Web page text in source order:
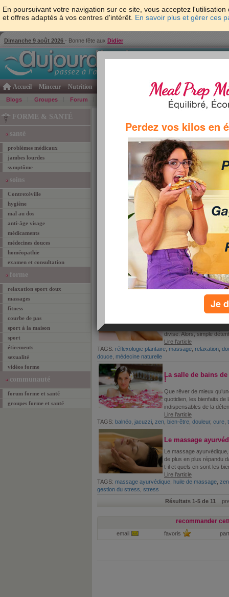
En poursuivant votre navigation sur ce site, vous acceptez
et offres adaptés à vos centres d'intérêt. En savoir plus et gérer ces
Dimanche 9 août 2026 - Bonne fête aux Didier
Accueil Minceur Nutrition Psycho & tests Forme & santé
Blogs Groupes Forum Bons Plans
FORME & SANTÉ
santé
problèmes médicaux
jambes lourdes
symptôme
soins
Contrexéville
hygiène
mal au dos
anti-âge visage
médicaments
médecines douces
homéopathie
examen et consultation
forme
relaxation sport doux
massages
fitness
courbe de pas
sport à la maison
sport
étirements
sexualité
vidéos forme
communauté
forum forme et santé
groupes forme et santé
Retrouvez ci-dessous les11articles
L'iridologie, la
Que penser de
déterminer l’état de
ses yeux ? Nous vous
, yeux soigner douleur, médecine
D'où vient votre mal
Le mal de ventre est très
causes, bénignes ou
douleur !
Lire l'article
mal de ventre,douleur,médicaments,
Réflexologie
divise. Alors, simple
Lire l'article
TAGS: réflexologie plantaire massage relaxation
douce médecine naturelle
La salle de bains
!
Que rêver de mieux
quotidien, les bienfaits de
indispensables de la
Lire l'article
TAGS: balnéo jacuzzi zen bien-être douleur, cure
Le massage
Le massage
de plus en plus répandu
t-il et quels en sont les
Lire l'article
TAGS: massage ayurvédique huile de massage zen
gestion du stress stress
Résultats 1-5 de 11
recommander
email favoris
Perdez vos kilos en
Je